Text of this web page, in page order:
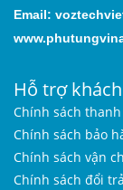
Email:
Hỗ trợ
Chính sách
Chính sách bảo
Chính sách vận
Chính sách đổi trả